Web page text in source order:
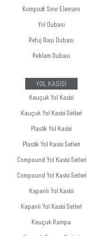
Kompozit Sınır Elemanı
Yol Dubası
Refuj Başı Dubası
Reklam Dubası
YOL KASİSİ
Kauçuk Yol Kasisi
Kauçuk Yol Kasisi Setleri
Plastik Yol Kasisi
Plastik Yol Kasisi Setleri
Compound Yol Kasisi Setleri
Compound Yol Kasisi Setleri
Kapanlı Yol Kasisi
Kapanlı Yol Kasisi Setleri
Kauçuk Rampa